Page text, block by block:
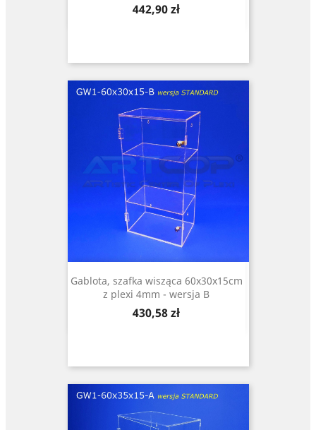
Cena
442,90 zł
Gablota, szafka wisząca 60x30x15cm
z plexi 4mm - wersja B
Cena
430,58 zł